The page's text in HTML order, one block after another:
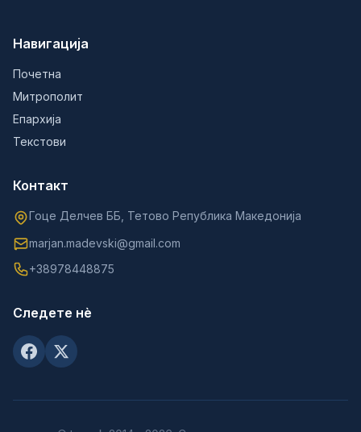
Навигација
Почетна
Митрополит
Епархија
Текстови
Контакт
Гоце Делчев ББ, Тетово Република Македонија
marjan.madevski@gmail.com
+38978448875
Следете нè